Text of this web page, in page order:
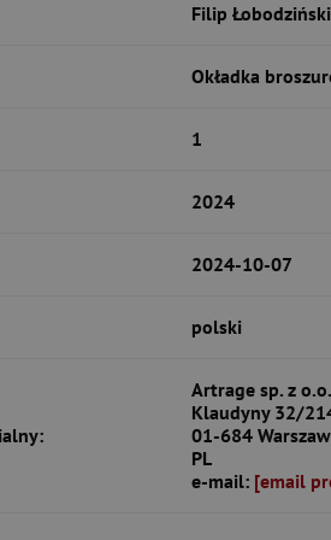
Filip Łobodziński
Okładka
1
2024
2024-10-07
polski
Artrage sp. z o.o.
Klaudyny 32/
01-684
PL
e-mail: [email